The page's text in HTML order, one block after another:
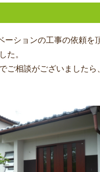
ーションの工事の依頼を
た。
ご相談がございましたら